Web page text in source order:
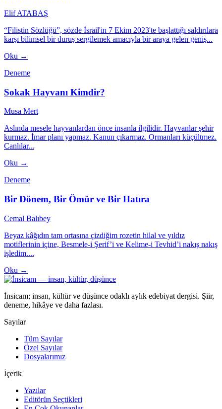
Elif ATABAŞ
“Filistin Sözlüğü”, sözde İsrail'in 7 Ekim 2023'te başlattığı saldırılara
karşı bilimsel bir duruş sergilemek amacıyla bir araya gelen geniş...
Oku →
Deneme
Sokak Hayvanı Kimdir?
Musa Mert
Aslında mesele hayvanlardan önce insanla ilgilidir. Hayvanlar şehir
kurmaz. İmar planı yapmaz. Kanun çıkarmaz. Ormanları küçültmez.
Canlılar...
Oku →
Deneme
Bir Dönem, Bir Ömür ve Bir Hatıra
Cemal Balıbey
Beyaz kâğıdın tam ortasına çizdiğim rozetin hilal ve yıldız
motiflerinin içine, Besmele-i Şerif’i ve Kelime-i Tevhid’i nakış nakış
işledim....
Oku →
İnsicam; insan, kültür ve düşünce odaklı aylık edebiyat dergisi. Şiir,
deneme, hikâye ve daha fazlası.
Sayılar
Tüm Sayılar
Özel Sayılar
Dosyalarımız
İçerik
Yazılar
Editörün Seçtikleri